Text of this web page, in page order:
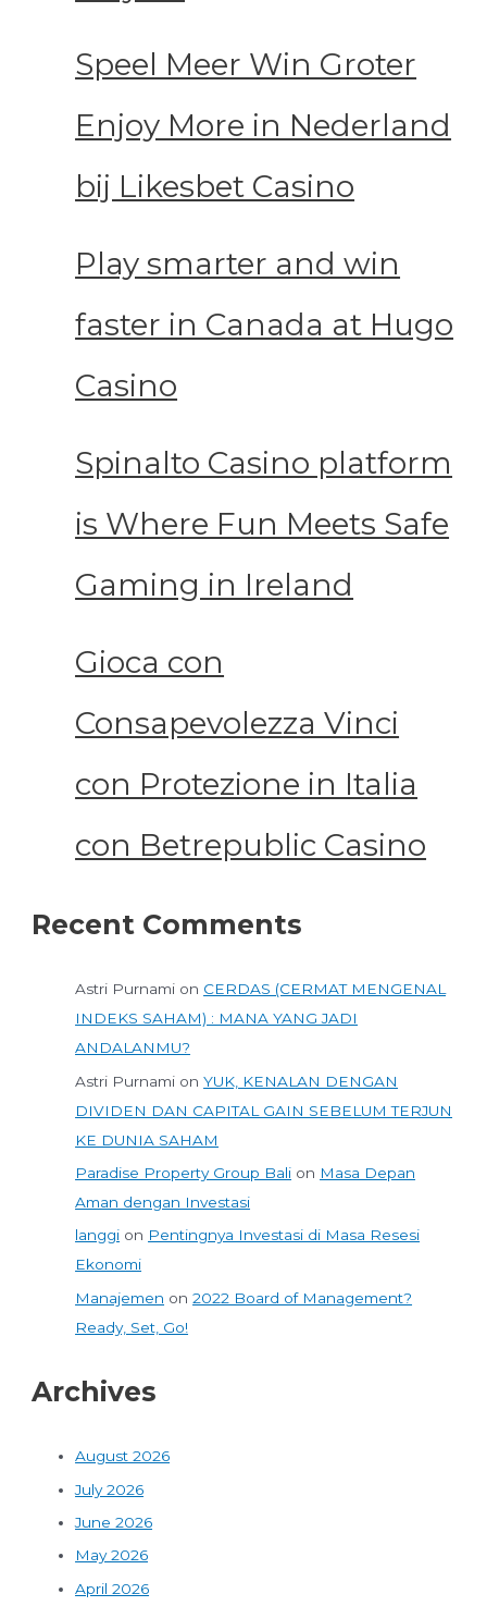
Speel Meer Win Groter
Enjoy More in Nederland
bij Likesbet Casino
Play smarter and win
faster in Canada at Hugo
Casino
Spinalto Casino platform
is Where Fun Meets Safe
Gaming in Ireland
Gioca con
Consapevolezza Vinci
con Protezione in Italia
con Betrepublic Casino
Recent Comments
Astri Purnami on CERDAS (CERMAT MENGENAL
INDEKS SAHAM) : MANA YANG JADI
ANDALANMU?
Astri Purnami onYUK, KENALAN DENGAN
DIVIDEN DAN CAPITAL GAIN SEBELUM TERJUN
KE DUNIA SAHAM
Paradise Property Group Bali on Masa Depan
Aman dengan Investasi
langgi on Pentingnya Investasi di Masa Resesi
Ekonomi
Manajemen on2022 Board of Management?
Ready, Set, Go!
Archives
August 2026
July 2026
June 2026
May 2026
April 2026